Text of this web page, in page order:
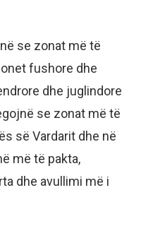
se zonat më të
fushore dhe
dhe juglindore
se zonat më të
së Vardarit dhe në
më të pakta,
dhe avullimi më i